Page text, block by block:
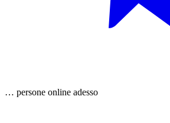
… persone online adesso